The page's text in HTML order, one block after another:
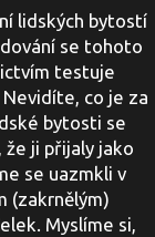
lidských bytostí
se tohoto
testuje
co je za
bytosti se
ji přijaly jako
se uazmkli v
(zakrnělým)
Myslíme si,